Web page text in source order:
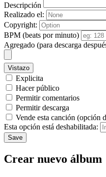
Descripción
Realizado el:
Copyright:
BPM (beats por minuto)
Agregado (para descarga
Vistazo
Explicita
Hacer público
Permitir comentarios
Permitir descarga
Vende esta canción (opción
Esta opción está deshabilitada:
Save
Crear nuevo álbum